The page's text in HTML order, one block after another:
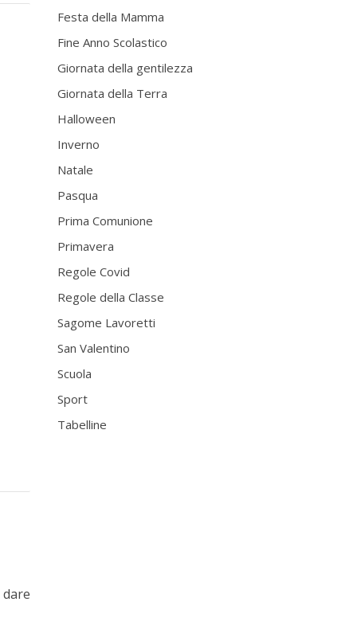
Festa della Mamma
Fine Anno Scolastico
Giornata della gentilezza
Giornata della Terra
Halloween
Inverno
Natale
Pasqua
Prima Comunione
Primavera
Regole Covid
Regole della Classe
Sagome Lavoretti
San Valentino
Scuola
Sport
Tabelline